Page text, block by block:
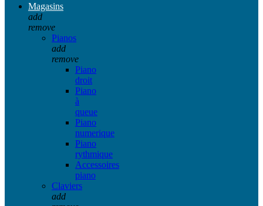
Magasins
add
remove
Pianos
add
remove
Piano
droit
Piano
à
queue
Piano
numerique
Piano
rythmique
Accessoires
piano
Claviers
add